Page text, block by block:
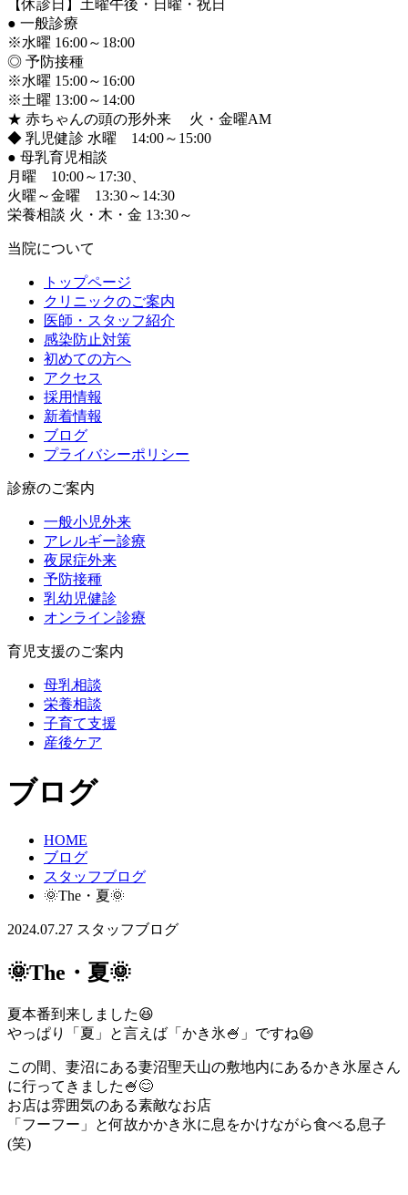
【休診日】土曜午後・日曜・祝日
● 一般診療
※水曜 16:00～18:00
◎ 予防接種
※水曜 15:00～16:00
※土曜 13:00～14:00
★ 赤ちゃんの頭の形外来 火・金曜AM
◆ 乳児健診 水曜 14:00～15:00
● 母乳育児相談
月曜 10:00～17:30、
火曜～金曜 13:30～14:30
栄養相談 火・木・金 13:30～
当院について
トップページ
クリニックのご案内
医師・スタッフ紹介
感染防止対策
初めての方へ
アクセス
採用情報
新着情報
ブログ
プライバシーポリシー
診療のご案内
一般小児外来
アレルギー診療
夜尿症外来
予防接種
乳幼児健診
オンライン診療
育児支援のご案内
母乳相談
栄養相談
子育て支援
産後ケア
ブログ
HOME
ブログ
スタッフブログ
🌞The・夏🌞
2024.07.27 スタッフブログ
🌞The・夏🌞
夏本番到来しました😆
やっぱり「夏」と言えば「かき氷🍧」ですね😆
この間、妻沼にある妻沼聖天山の敷地内にあるかき氷屋さん
に行ってきました🍧😊
お店は雰囲気のある素敵なお店
「フーフー」と何故かかき氷に息をかけながら食べる息子
(笑)